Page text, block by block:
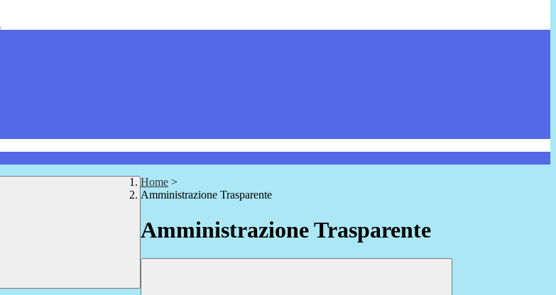
Home >
Amministrazione Trasparente
Amministrazione Trasparente